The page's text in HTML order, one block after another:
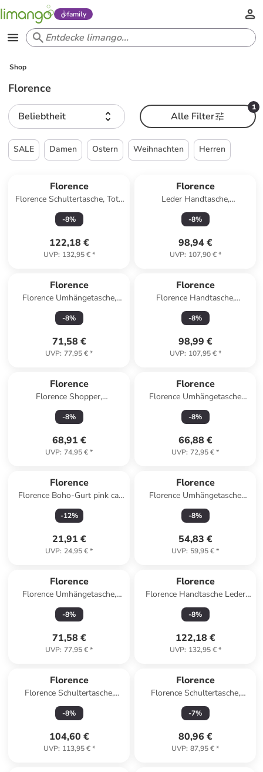
family
Shop
Florence
Beliebtheit
1
Alle Filter
SALE Damen Ostern Weihnachten Herren
Florence
Florence Schultertasche, Tote
Bag Leder schwarz ca. 40cm
-8%
122,18 €
UVP: 132,95 €*
Florence
Leder Handtasche,
Umhängetasche Florence
Tasche olivgrün ca. 31cm
-8%
98,94 €
UVP: 107,90 €*
Florence
Florence Umhängetasche,
Citytasche Leder silber ca.
33cm
-8%
71,58 €
UVP: 77,95 €*
Florence
Florence Handtasche,
Umhängetasche Leder taupe,
beige ca. 31cm
-8%
98,99 €
UVP: 107,95 €*
Florence
Florence Shopper,
Schultertasche Leder blau ca.
30cm
-8%
68,91 €
UVP: 74,95 €*
Florence
Florence Umhängetasche
Leder beige ca. 30cm
-8%
66,88 €
UVP: 72,95 €*
Florence
Florence Boho-Gurt pink ca.
2cm
-12%
21,91 €
UVP: 24,95 €*
Florence
Florence Umhängetasche
Leder weiß ca. 19cm
-8%
54,83 €
UVP: 59,95 €*
Florence
Florence Umhängetasche,
Citytasche Leder hellblau ca.
33cm
-8%
71,58 €
UVP: 77,95 €*
Florence
Florence Handtasche Leder
rosa ca. 38cm
-8%
122,18 €
UVP: 132,95 €*
Florence
Florence Schultertasche,
Beuteltasche Leder orange ca.
42 cm
-8%
104,60 €
UVP: 113,95 €*
Florence
Florence Schultertasche,
Umhängetasche Leder weiß
ca. 32cm
-7%
80,96 €
UVP: 87,95 €*